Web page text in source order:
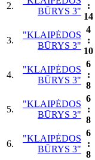
2.
BŪRYS 3"
:
14
3.
"KLAIPĖDOS
BŪRYS 3"
4
:
10
4.
"KLAIPĖDOS
BŪRYS 3"
6
:
8
5.
"KLAIPĖDOS
BŪRYS 3"
6
:
8
6.
"KLAIPĖDOS
BŪRYS 3"
6
:
8